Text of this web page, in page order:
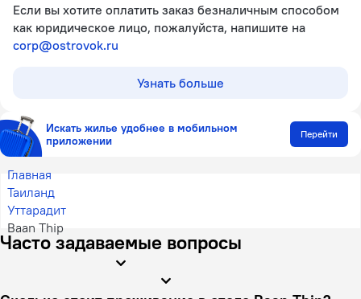
Если вы хотите оплатить заказ безналичным способом
как юридическое лицо, пожалуйста, напишите на
corp@ostrovok.ru
Узнать больше
Искать жилье удобнее в мобильном
приложении
Перейти
Главная
Таиланд
Уттарадит
Baan Thip
Часто задаваемые вопросы